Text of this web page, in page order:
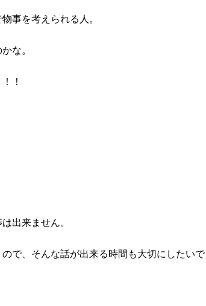
事を考えられる人。
な。
！
出来ません。
で、そんな話が出来る時間も大切にしたいで